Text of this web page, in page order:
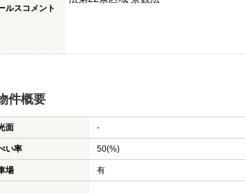
ルスコメント
件概要
面 -
い率 50(%)
場 有